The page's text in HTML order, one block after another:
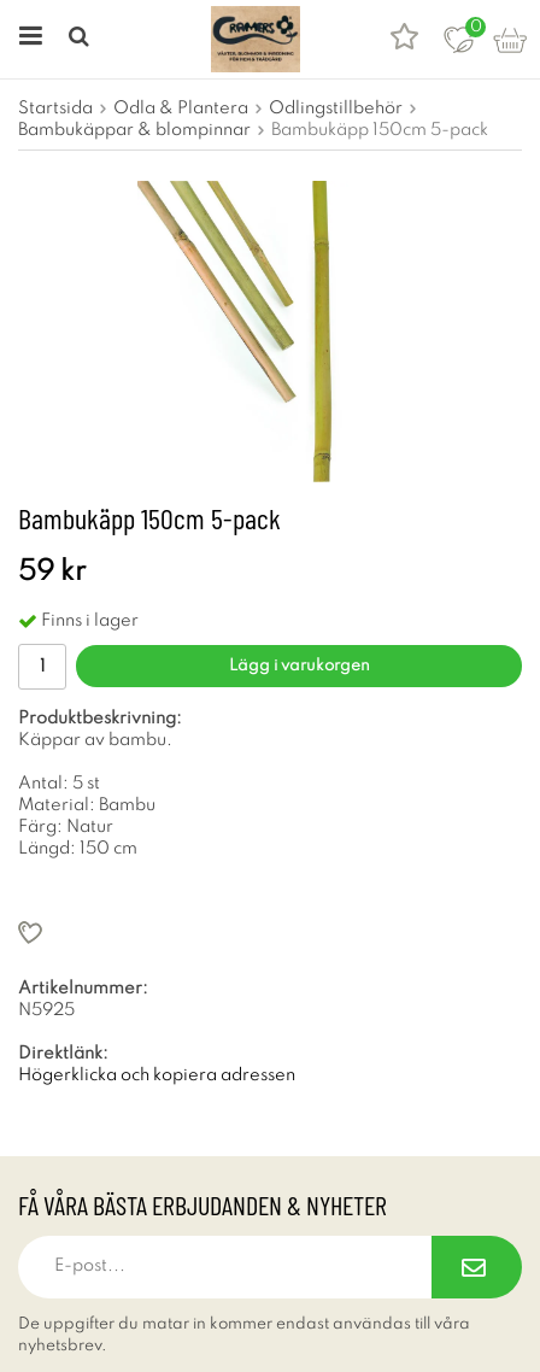
0
Startsida Odla & Plantera
Odlingstillbehör
Bambukäppar & blompinnar
Bambukäpp 150cm 5-pack
Bambukäpp 150cm 5-pack
59 kr
Finns i lager
Lägg i varukorgen
Produktbeskrivning:
Käppar av bambu.
Antal: 5 st
Material: Bambu
Färg: Natur
Längd: 150 cm
Artikelnummer:
N5925
Direktlänk:
Högerklicka och kopiera adressen
FÅ VÅRA BÄSTA ERBJUDANDEN & NYHETER
De uppgifter du matar in kommer endast användas till våra
nyhetsbrev.